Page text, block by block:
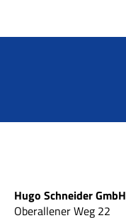
Hugo Schneider GmbH
Oberallener Weg 22